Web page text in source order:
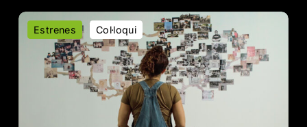
Colosal
Col·loqui
Estrenes